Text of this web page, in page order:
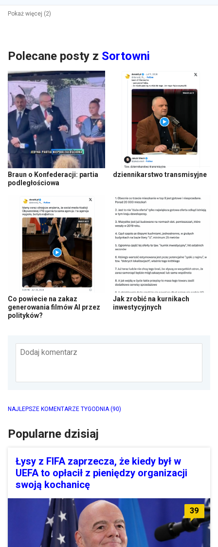
Pokaż więcej (2)
Polecane posty z Sortowni
Braun o Konfederacji: partia
podległościowa
dziennikarstwo transmisyjne
Co powiecie na zakaz
generowania filmów AI przez
polityków?
Jak zrobić na kurnikach
inwestycyjnych
Dodaj komentarz
NAJLEPSZE KOMENTARZE TYGODNIA(90)
Popularne dzisiaj
Łysy z FIFA zaprzecza, że kiedy był w
UEFA to opłacił z pieniędzy organizacji
swoją kochanicę
39